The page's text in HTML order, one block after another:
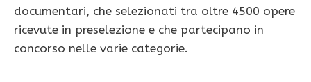
documentari, che selezionati tra oltre 4500 opere
ricevute in preselezione e che partecipano in
concorso nelle varie categorie.